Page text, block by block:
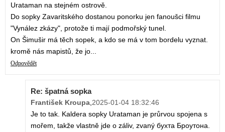
Urataman na stejném ostrově.
Do sopky Zavaritského dostanou ponorku jen fanoušci filmu
"Vynález zkázy", protože ti mají podmořský tunel.
On Šimušir má těch sopek, a kdo se má v tom bordelu vyznat.
kromě nás mapistů, že jo...
Odpovědět
Re: špatná sopka
František Kroupa 2025-01-04 18:32:46
Je to tak. Kaldera sopky Urataman je průrvou spojena s
mořem, takže vlastně jde o záliv, zvaný бухта Броутона.